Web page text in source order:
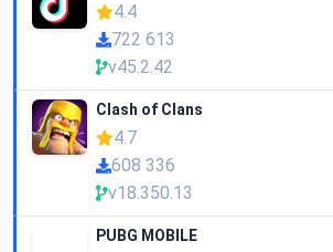
4.4
722 613
v45.2.42
Clash of Clans
4.7
608 336
v18.350.13
PUBG MOBILE